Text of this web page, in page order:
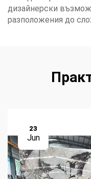
дизайнерски
разположения до
23
Jun